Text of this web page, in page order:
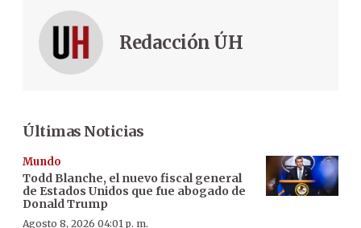
Redacción ÚH
Últimas Noticias
Mundo
Todd Blanche, el nuevo fiscal general
de Estados Unidos que fue abogado de
Donald Trump
Agosto 8, 2026 04:01 p. m.